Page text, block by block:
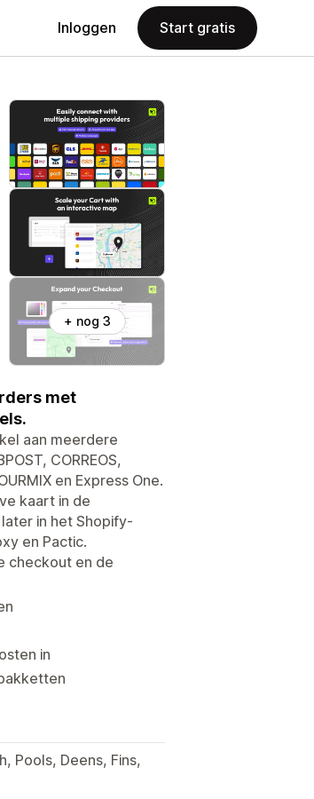
Inloggen Start gratis
+ nog 3
met
aan meerdere
CORREOS,
en Express One.
kaart in de
in het Shopify-
en Pactic.
checkout en de
in
Pools, Deens, Fins,